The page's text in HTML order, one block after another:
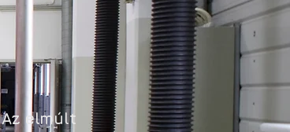
elmúlt